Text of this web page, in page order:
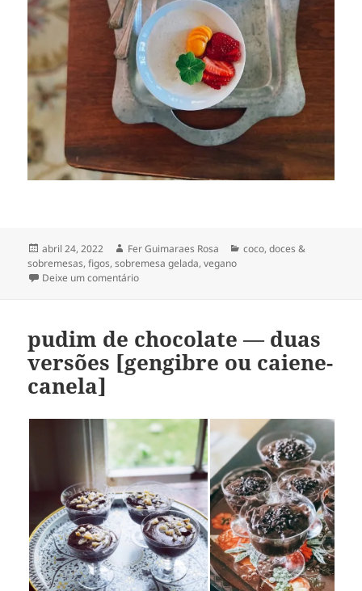
Publicado
em
abril 24, 2022 Autor
Fer Guimaraes Rosa Categorias
coco,doces &
sobremesas,figos,sobremesa gelada,vegano
Deixe um comentárioem pannacotta de leite de coco infuso em folha
pudim de chocolate — duas
versões [gengibre ou caiene-
canela]